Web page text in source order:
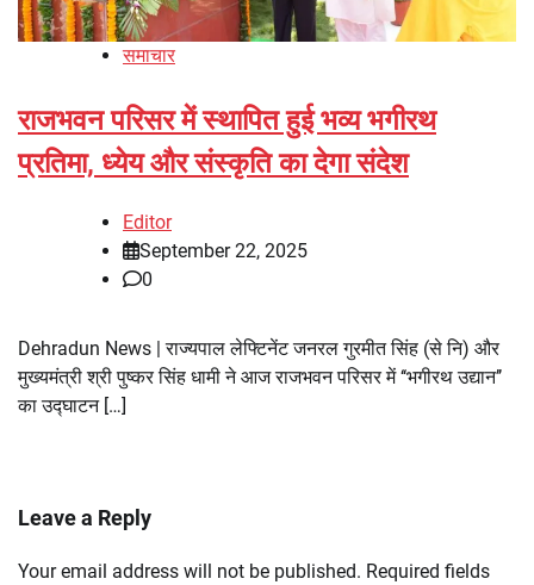
समाचार
राजभवन परिसर में स्थापित हुई भव्य भगीरथ
प्रतिमा, ध्येय और संस्कृति का देगा संदेश
Editor
September 22, 2025
0
Dehradun News | राज्यपाल लेफ्टिनेंट जनरल गुरमीत सिंह (से नि) और
मुख्यमंत्री श्री पुष्कर सिंह धामी ने आज राजभवन परिसर में ‘‘भगीरथ उद्यान’’
का उद्घाटन […]
Leave a Reply
Your email address will not be published. Required fields